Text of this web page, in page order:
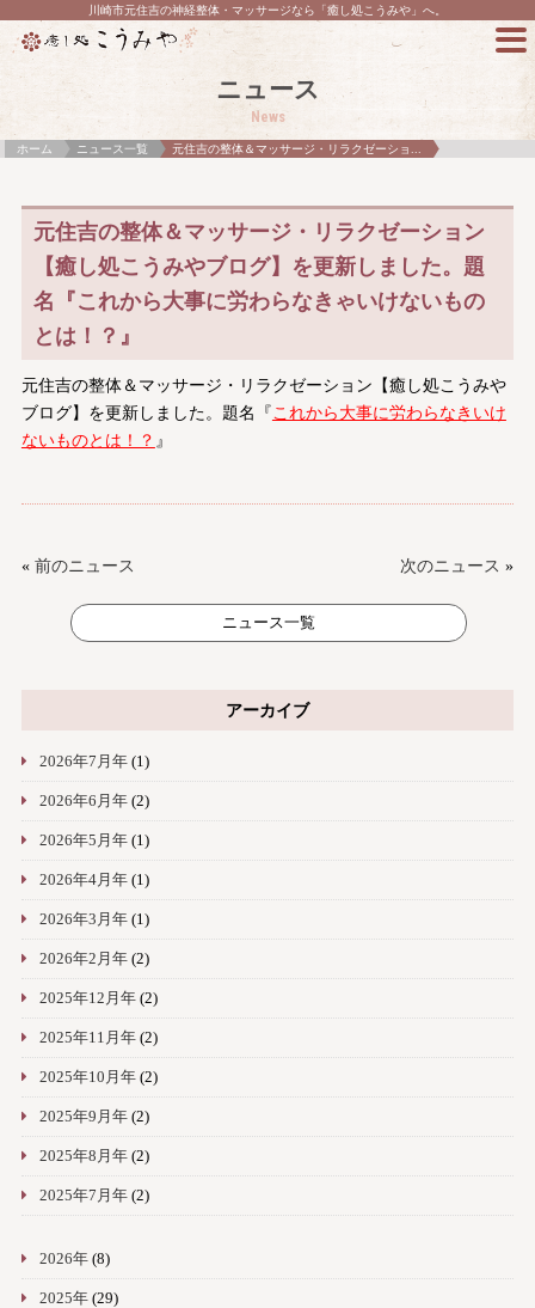
川崎市元住吉の神経整体・マッサージなら「癒し処こうみや」へ。
ニュース
News
ホーム ニュース一覧 元住吉の整体＆マッサージ・リラクゼーショ...
元住吉の整体＆マッサージ・リラクゼーション
【癒し処こうみやブログ】を更新しました。題
名『これから大事に労わらなきゃいけないもの
とは！？』
元住吉の整体＆マッサージ・リラクゼーション【癒し処こうみや
ブログ】を更新しました。題名『 これから大事に労わらなきいけ
ないものとは！？ 』
« 前のニュース 次のニュース »
ニュース一覧
アーカイブ
2026年7月年(1)
2026年6月年(2)
2026年5月年(1)
2026年4月年(1)
2026年3月年(1)
2026年2月年(2)
2025年12月年(2)
2025年11月年(2)
2025年10月年(2)
2025年9月年(2)
2025年8月年(2)
2025年7月年(2)
2026年(8)
2025年(29)